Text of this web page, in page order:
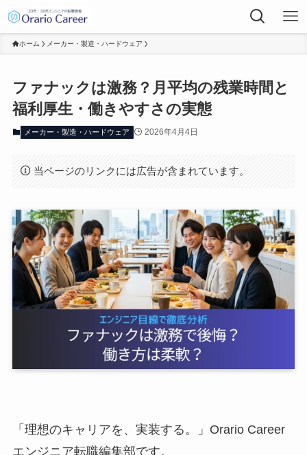
ホーム メーカー・製造・ハードウェア
ファナックは激務？月平均の残業時間と
福利厚生・働きやすさの実態
メーカー・製造・ハードウェア 2026年4月4日
当ページのリンクには広告が含まれています。
「理想のキャリアを、実装する。」Orario Career
エンジニア転職編集部です。